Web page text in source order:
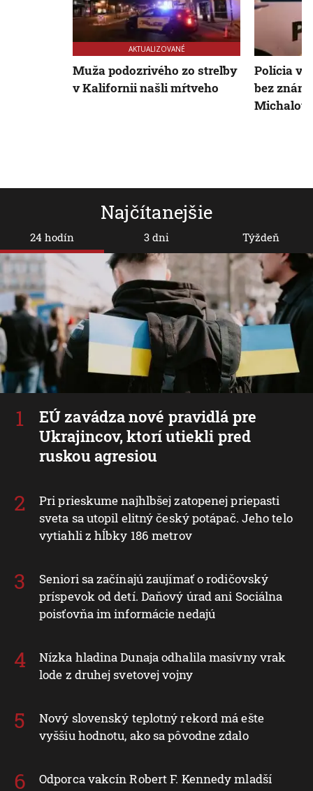
Najčítanejšie
24 hodín
EÚ zavádza nové pravidlá pre
Ukrajincov, ktorí utiekli pred
ruskou agresiou
Pri prieskume najhlbšej zatopenej priepasti
sveta sa utopil elitný český potápač. Jeho telo
vytiahli z hĺbky 186 metrov
Seniori sa začínajú zaujímať o rodičovský
príspevok od detí. Daňový úrad ani Sociálna
poisťovňa im informácie nedajú
Nízka hladina Dunaja odhalila masívny vrak
lode z druhej svetovej vojny
Nový slovenský teplotný rekord má ešte
vyššiu hodnotu, ako sa pôvodne zdalo
Odporca vakcín Robert F. Kennedy mladší
3 dni Týždeň
AKTUALIZOVANÉ
Muža podozrivého zo streľby
v Kalifornii našli mŕtveho
Polícia
bez